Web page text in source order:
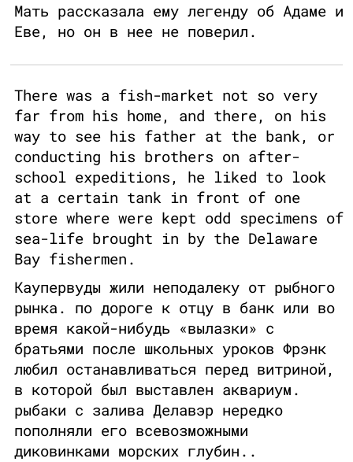
Мать рассказала ему легенду об Адаме и
Еве, но он в нее не поверил.
There was a fish-market not so very
far from his home, and there, on his
way to see his father at the bank, or
conducting his brothers on after-
school expeditions, he liked to look
at a certain tank in front of one
store where were kept odd specimens of
sea-life brought in by the Delaware
Bay fishermen.
Каупервуды жили неподалеку от рыбного
рынка. по дороге к отцу в банк или во
время какой-нибудь «вылазки» с
братьями после школьных уроков Фрэнк
любил останавливаться перед витриной,
в которой был выставлен аквариум.
рыбаки с залива Делавэр нередко
пополняли его всевозможными
диковинками морских глубин..